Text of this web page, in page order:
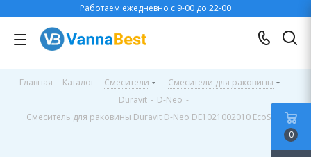
Работаем ежедневно с 9-00 до 22-00
Главная - Каталог - Смесители - Смесители для раковины
-
Duravit - D-Neo -
Смеситель для раковины Duravit D-Neo DE1021002010 EcoStart
0